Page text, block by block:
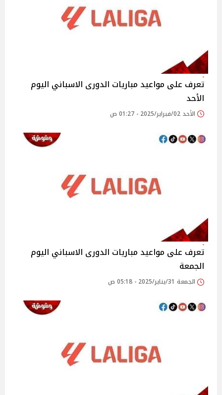
تعرف على مواعيد مباريات الدورى الاسباني اليوم
الأحد
الأحد 02/فبراير/2025 - 01:27 ص
تعرف على مواعيد مباريات الدورى الاسباني اليوم
الجمعة
الجمعة 31/يناير/2025 - 05:18 ص